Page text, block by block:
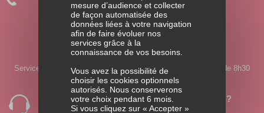
Parentalité
Situations de ruptures
APPELEZ-NOUS
0 980 980 990
Service ouvert du lundi au jeudi de 8h30 à 18h et le vendredi de 8h30
à 17h30.
Vous souhaitez être rappelé par un conseiller ?
Laissez-nous vos coordonnées
mesure d’audience et collecter
de façon automatisée des
données liées à votre navigation
afin de faire évoluer nos
services grâce à la
connaissance de vos besoins.
Vous avez la possibilité de
choisir les cookies optionnels
autorisés. Nous conserverons
votre choix pendant 6 mois.
Si vous cliquez sur « Accepter »